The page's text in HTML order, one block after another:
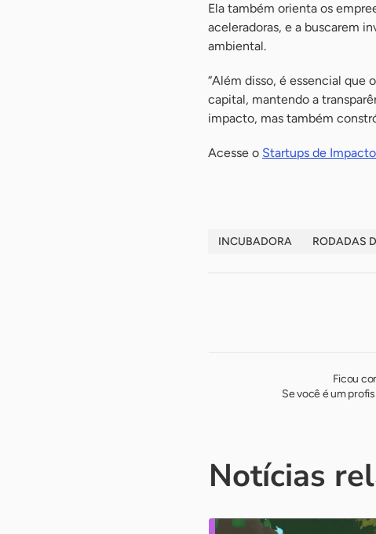
Ela também orienta os
aceleradoras, e a buscarem
ambiental.
“Além disso, é essencial que
capital, mantendo a
impacto, mas também
Acesse o Startups de
INCUBADORA RODADAS
Ficou
Se você é um
Notícias